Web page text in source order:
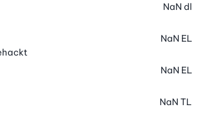
NaN dl
NaN EL
NaN EL
NaN TL